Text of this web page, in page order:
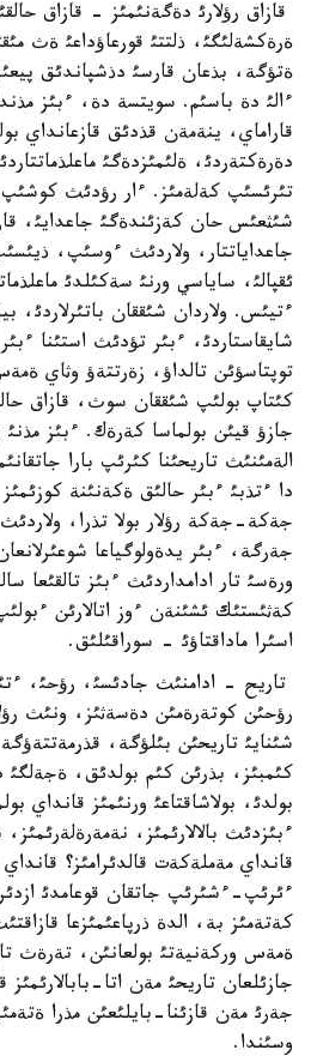
قازاق رؤلارئ دةگةنئمئز - قازاق
ةرةكشةلئگئ، ذلتتئ قورعاؤداعئ ةث
ةتؤگة، بذعان قارسئ دذشپاندئق
ءالئ دة باسئم. سويتسة دة، ءبئز
قاراماي، ينةمةن قذدئق قازعانداي
دةرةكتةردئ، ةلئمئزدةگئ ماعلذماتتاردئ
تئرئسئپ كةلةمئز. ءار رؤدئث
شئثعئس حان كةزئندةگئ جاعدايئ،
جاعداياتتار، ولاردئث ءوسئپ،
ئقپالئ، ساياسي ورنئ سةكئلدئ
ءتيئس. ولاردان شئققان باتئرلاردئ،
شايقاستاردئ، ءبئر تؤدئث استئنا
توپتاسؤئن تالداؤ، زةرتتةؤ وثاي
كئتاپ بولئپ شئققان سوث، قازاق
جازؤ قيئن بولماسا كةرةك. ءبئز
الةمئنئث تاريحئنا كئرئپ بارا
دا ءتذبئ ءبئر حالئق ةكةنئنة
جةكة-جةكة رؤلار بولا تذرا،
جةرگة، ءبئر يدةولوگياعا
ورةسئ تار ادامداردئث ءبئز تالقئعا
كةثئستئك ئشئنةن ءوز اتالارئن
اسئرا ماداقتاؤئ - سوراقئلئق.
تاريح - ادامنئث جادئسئ، رؤحئ،
رؤحئن كوتةرةمئن دةسةثئز، ونئث
شئنايئ تاريحئن بئلؤگة،
كئمبئز، بذرئن كئم بولدئق، ةجةلگئ
بولدئ، بولاشاقتاعئ ورنئمئز قانداي
ءبئزدئث بالالارئمئز،
قانداي مةملةكةت قالدئرامئز؟ قانداي
ءئرئپ-ءشئرئپ جاتقان قوعامدئ
كةتةمئز بة، الدة ذرپاعئمئزعا
ةمةس وركةنيةتئ بولعانئن، تةرةث
جازئلعان تاريحئ مةن اتا-
جةرئ مةن قازئنا-بايلئعئن مذرا
وسئندا.